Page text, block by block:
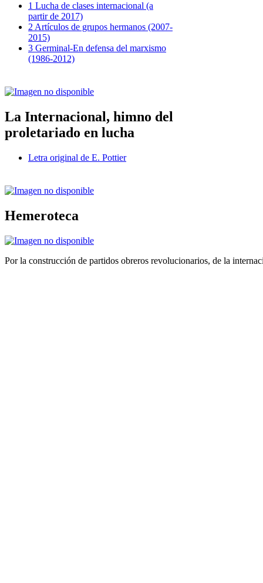
1 Lucha de clases internacional (a
partir de 2017)
2 Artículos de grupos hermanos (2007-
2015)
3 Germinal-En defensa del marxismo
(1986-2012)
La Internacional, himno del
proletariado en lucha
Letra original de E. Pottier
Hemeroteca
Por la construcción de partidos obreros revolucionarios, de la